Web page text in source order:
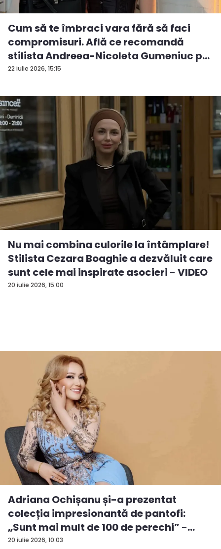
22 iulie 2026, 15:15
Cum să te îmbraci vara fără să faci
compromisuri. Află ce recomandă
stilista Andreea-Nicoleta Gumeniuc p...
20 iulie 2026, 15:00
Nu mai combina culorile la întâmplare!
Stilista Cezara Boaghie a dezvăluit care
sunt cele mai inspirate asocieri - VIDEO
20 iulie 2026, 10:03
Adriana Ochișanu și-a prezentat
colecția impresionantă de pantofi:
„Sunt mai mult de 100 de perechi” -
VID...